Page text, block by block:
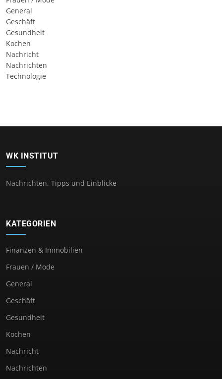
General
Geschäft
Gesundheit
Kochen
Nachricht
Nachrichten
Technologie
WK INSTITUT
Nachrichten, Tipps und Einblicke
KATEGORIEN
Finanzen & Immobilien
Frauen / Mode
General
Geschäft
Gesundheit
Kochen
Nachricht
Nachrichten